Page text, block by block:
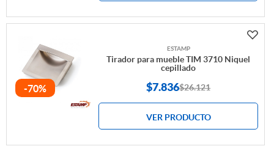
-70%
ESTAMP
Tirador para mueble TIM 3710 Niquel
cepillado
$7.836$26.121
VER PRODUCTO